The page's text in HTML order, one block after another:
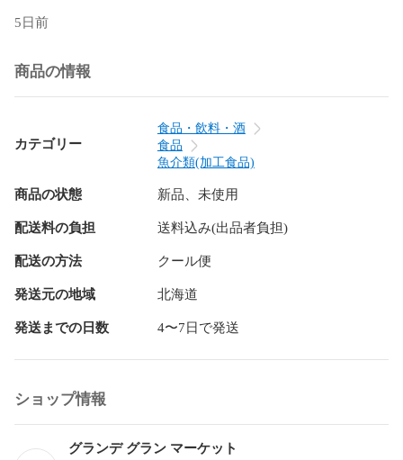
厚みがあり、甘口で美味しい。
百貨店食品売り場でも人気商品です。
＃北海道＃鮭＃紅鮭＃ハラス＃カマ＃切り身＃紅鮭切り身＃
サーモン＃サーモン丼＃鮭トロ＃極上＃贈り物におすすめ#鮭
づくし#おにぎり#おにぎり具材#お取り寄せグルメ#おうちご
はん#弁当おかず
#べにしゃけ#お弁当#おかず#ごはんにあう#鮭づくし#鮭好き
いいね＆フォロー宜しくお願いします。
ーーーーーーーーーーーーーーーーーー
※熨斗(御礼・内祝・御中元・御歳暮)が必要な場合は、ご購入
の際に 備考欄へご希望内容をご記載ください。
5日前
商品の情報
カテゴリー
食品・飲料・酒
食品
魚介類(加工食品)
商品の状態 新品、未使用
配送料の負担 送料込み(出品者負担)
配送の方法 クール便
発送元の地域 北海道
発送までの日数 4〜7日で発送
ショップ情報
グランデ グラン マーケット